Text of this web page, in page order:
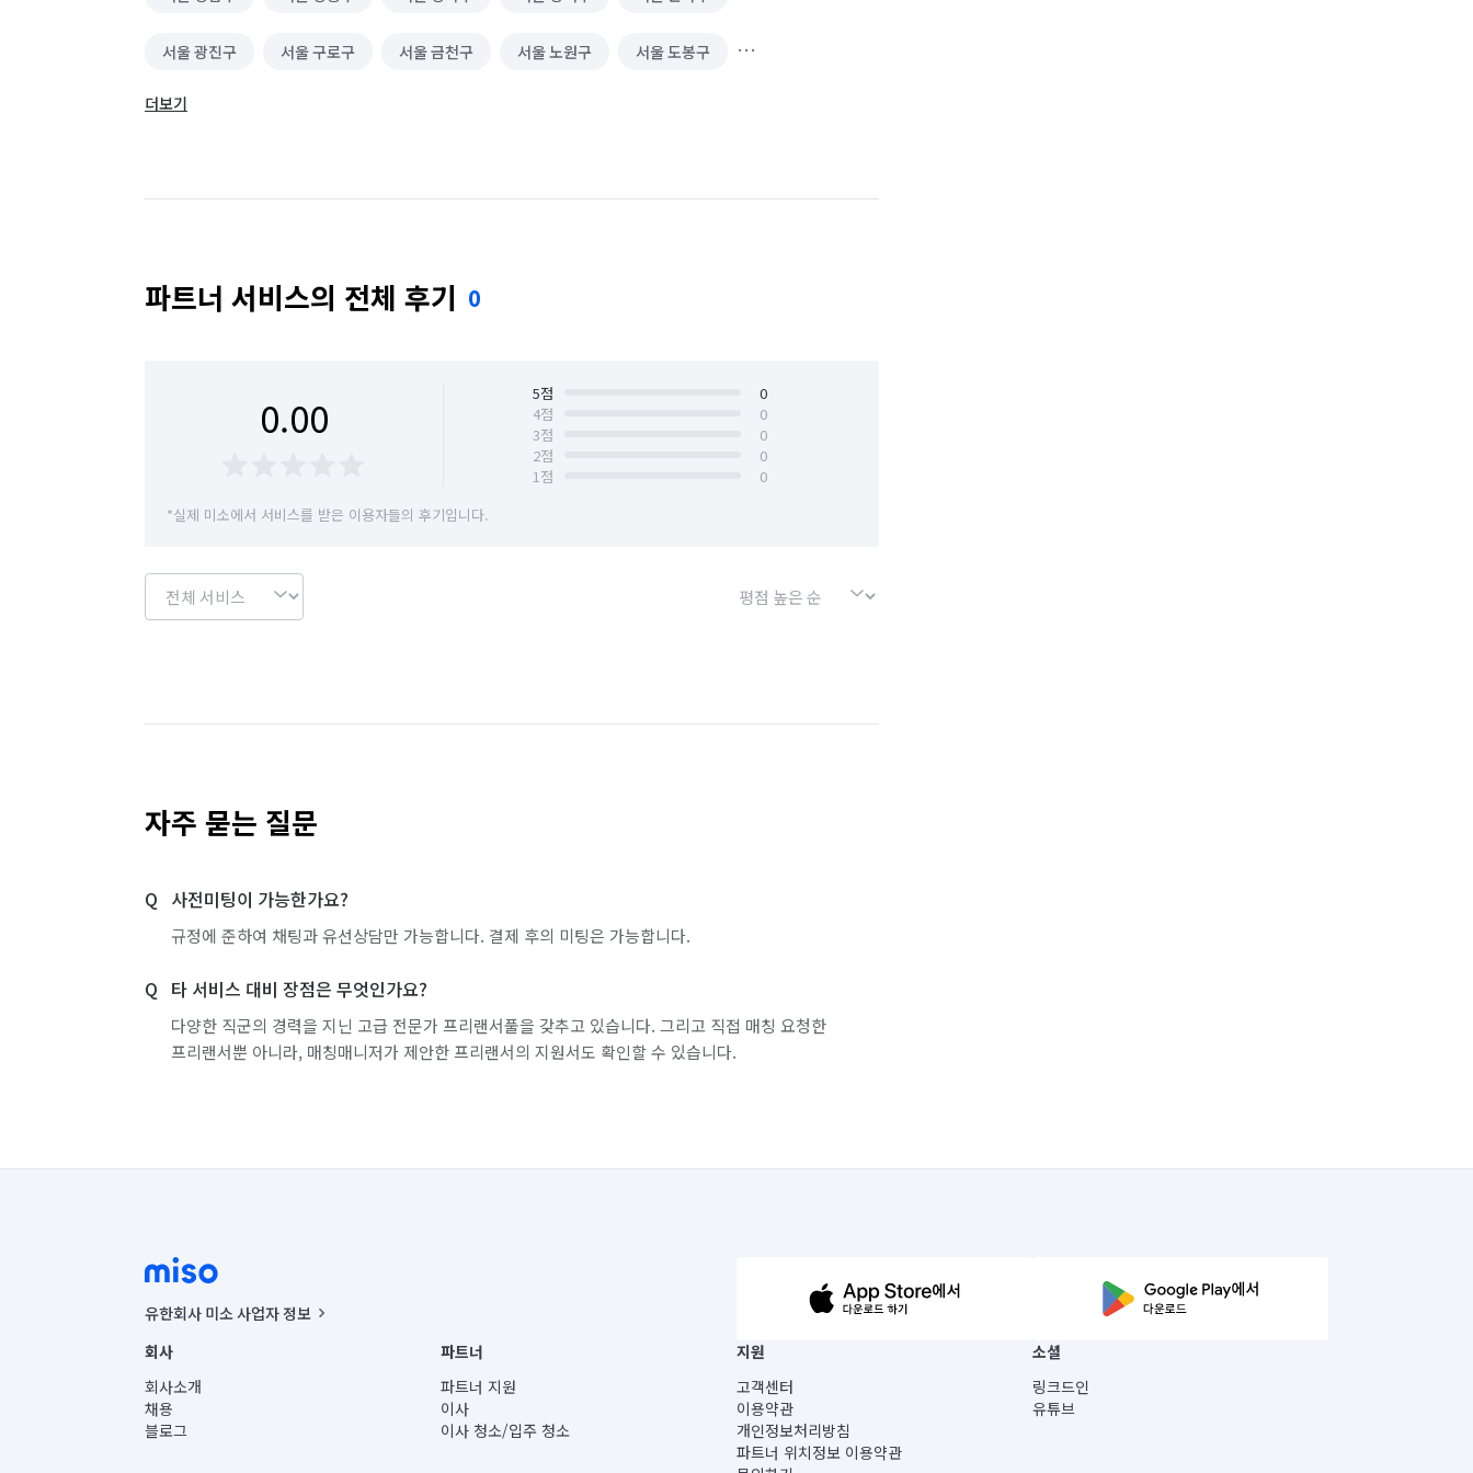
서울 광진구 서울 구로구 서울 금천구 서울 노원구 서울 도봉구
서울 동대문구
더보기
파트너 서비스의 전체 후기 0
0.00 5점
0
4점
0
3점
0
2점
0
1점
0
*실제 미소에서 서비스를 받은 이용자들의 후기입니다.
자주 묻는 질문
사전미팅이 가능한가요?
규정에 준하여 채팅과 유선상담만 가능합니다. 결제 후의 미팅은 가능합니다.
타 서비스 대비 장점은 무엇인가요?
다양한 직군의 경력을 지닌 고급 전문가 프리랜서풀을 갖추고 있습니다. 그리고 직접 매칭 요청한
프리랜서뿐 아니라, 매칭매니저가 제안한 프리랜서의 지원서도 확인할 수 있습니다.
유한회사 미소 사업자 정보
사업자등록번호 : 291-87-00271 | 인허가번호 : 2016-3220163-14-5-00019 |
통신판매신고번호 : 2024-서울종로-1400(공정거래위원회 정보) |
대표이사 : CHING VICTOR COLUMBIA RHEE
주소 | 본사: 서울특별시 종로구 율곡로 6(중학동, 트윈트리빌딩) B동 5층
컨택센터 : 서울특별시 종로구 수송동 율곡로 24, 7층, 8층 미소
회사
회사소개
채용
블로그
파트너
파트너 지원
이사
이사 청소/입주 청소
지원
고객센터
이용약관
개인정보처리방침
파트너 위치정보 이용약관
소셜
링크드인
유튜브